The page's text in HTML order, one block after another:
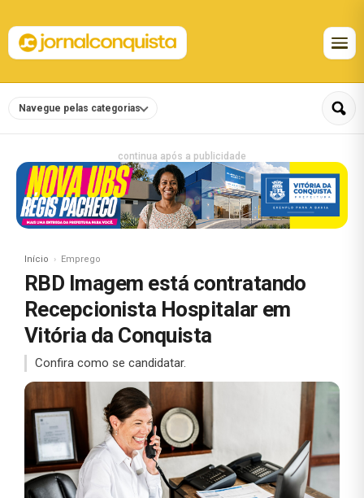
Navegue pelas categorias
continua após a publicidade
Início Emprego
RBD Imagem está contratando
Recepcionista Hospitalar em
Vitória da Conquista
Confira como se candidatar.